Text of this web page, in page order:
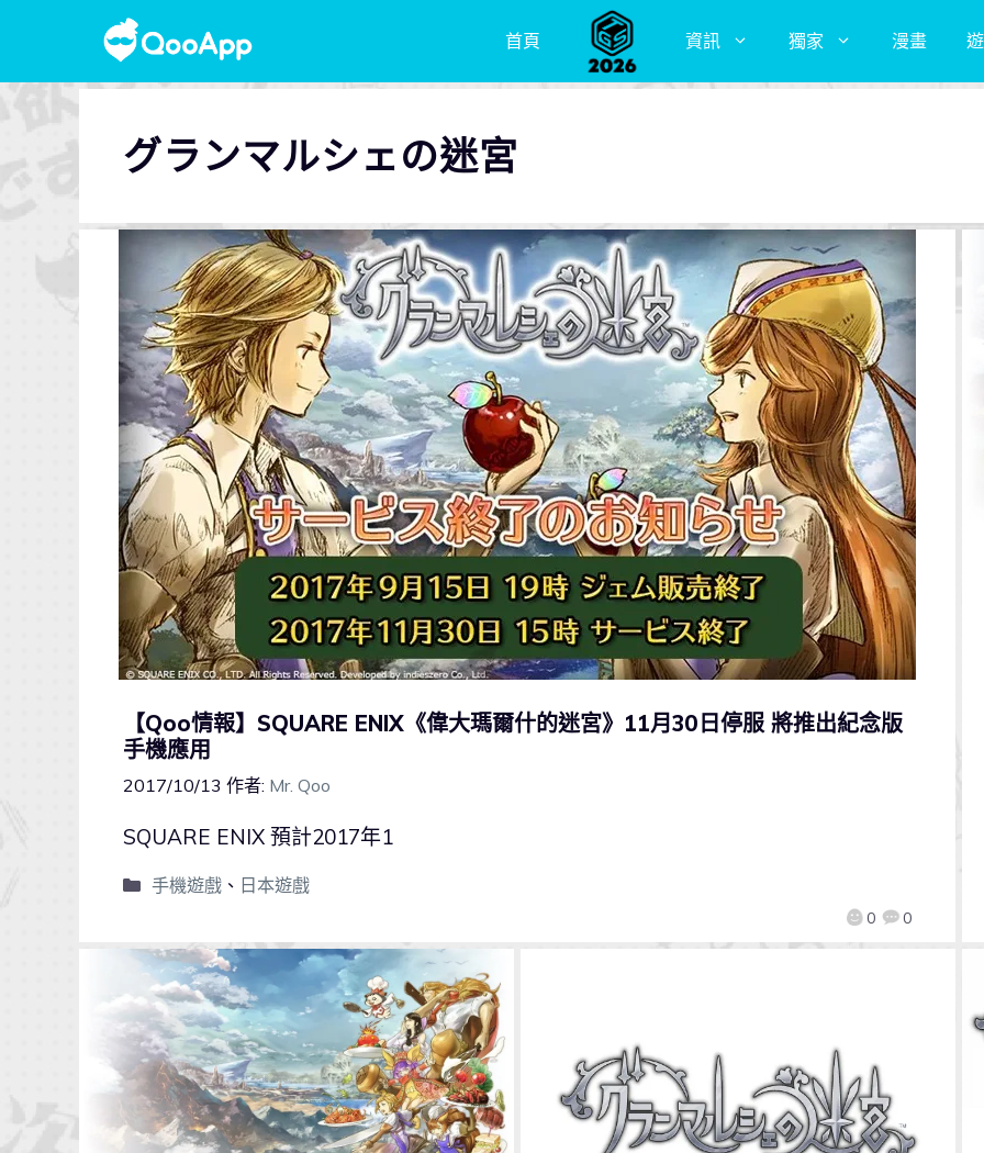
首頁 資訊 獨家 漫畫
グランマルシェの迷宮
【Qoo情報】SQUARE ENIX《偉大瑪爾什的迷宮》11月30日停服 將推出紀念版
手機應用
2017/10/13 作者: Mr. Qoo
0 0
SQUARE ENIX 預計2017年1
手機遊戲、 日本遊戲